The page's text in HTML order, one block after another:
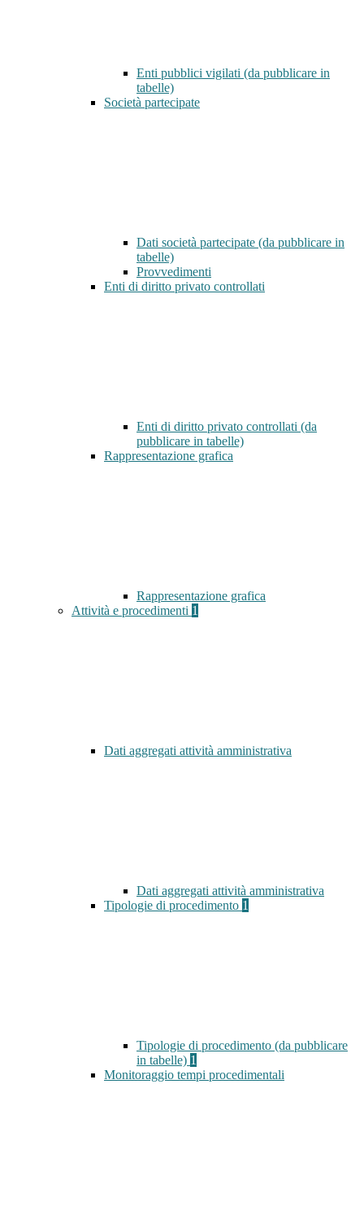
Enti pubblici vigilati (da pubblicare in
tabelle)
Società partecipate
Dati società partecipate (da pubblicare in
tabelle)
Provvedimenti
Enti di diritto privato controllati
Enti di diritto privato controllati (da
pubblicare in tabelle)
Rappresentazione grafica
Rappresentazione grafica
Attività e procedimenti 1
Dati aggregati attività amministrativa
Dati aggregati attività amministrativa
Tipologie di procedimento 1
Tipologie di procedimento (da pubblicare
in tabelle) 1
Monitoraggio tempi procedimentali